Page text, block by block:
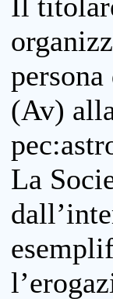
(Av)
La